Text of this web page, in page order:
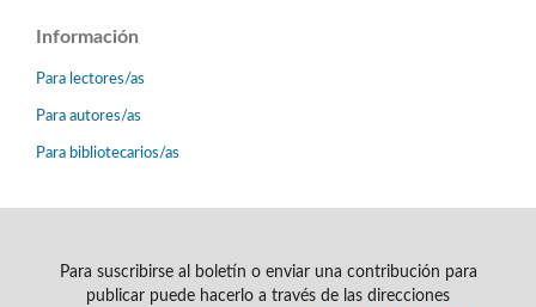
Información
Para lectores/as
Para autores/as
Para bibliotecarios/as
Para suscribirse al boletín o enviar una contribución para
publicar puede hacerlo a través de las direcciones